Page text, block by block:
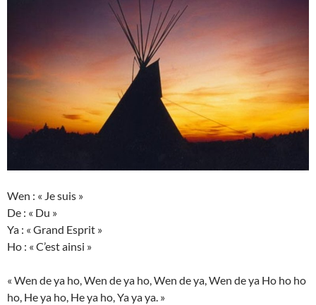
Wen : « Je suis »
De : « Du »
Ya : « Grand Esprit »
Ho : « C’est ainsi »
« Wen de ya ho, Wen de ya ho, Wen de ya, Wen de ya Ho ho ho
ho, He ya ho, He ya ho, Ya ya ya. »